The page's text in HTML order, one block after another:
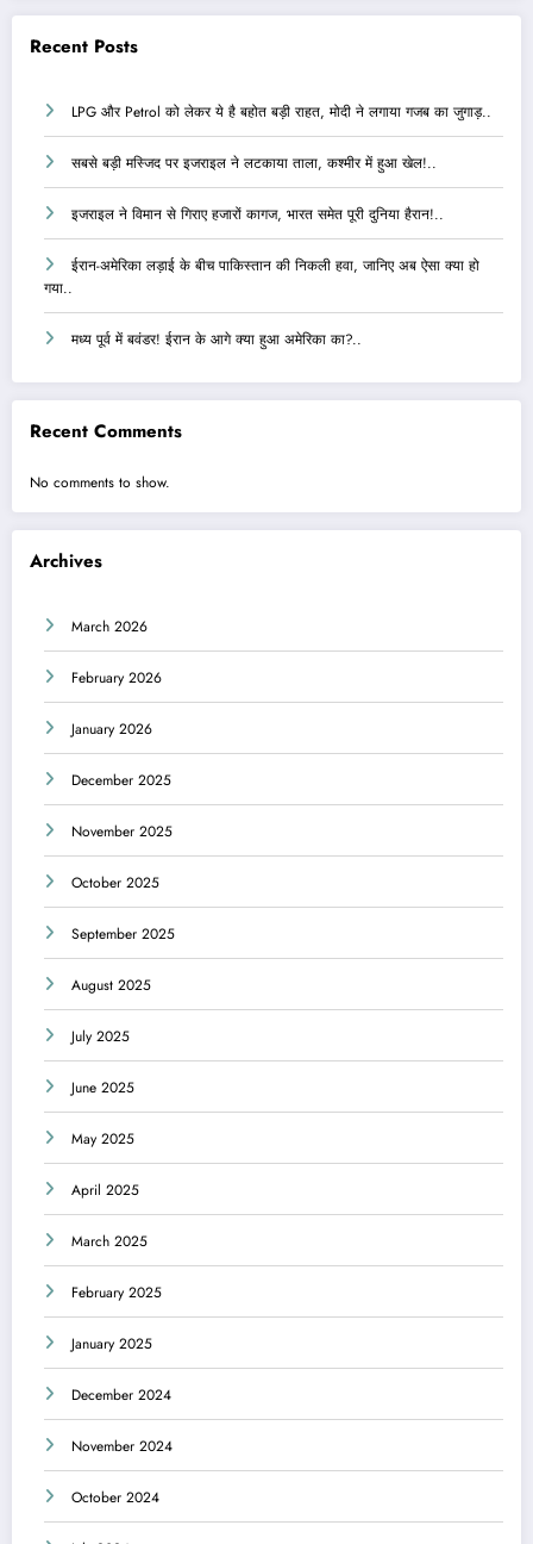
Recent Posts
LPG और Petrol को लेकर ये है बहोत बड़ी राहत, मोदी ने लगाया गजब का जुगाड़..
सबसे बड़ी मस्जिद पर इजराइल ने लटकाया ताला, कश्मीर में हुआ खेल!..
इजराइल ने विमान से गिराए हजारों कागज, भारत समेत पूरी दुनिया हैरान!..
ईरान-अमेरिका लड़ाई के बीच पाकिस्तान की निकली हवा, जानिए अब ऐसा क्या हो
गया..
मध्य पूर्व में बवंडर! ईरान के आगे क्या हुआ अमेरिका का?..
Recent Comments
No comments to show.
Archives
March 2026
February 2026
January 2026
December 2025
November 2025
October 2025
September 2025
August 2025
July 2025
June 2025
May 2025
April 2025
March 2025
February 2025
January 2025
December 2024
November 2024
October 2024